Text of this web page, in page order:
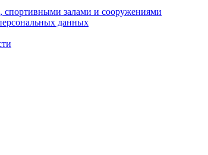
спортивными залами и сооружениями
данных